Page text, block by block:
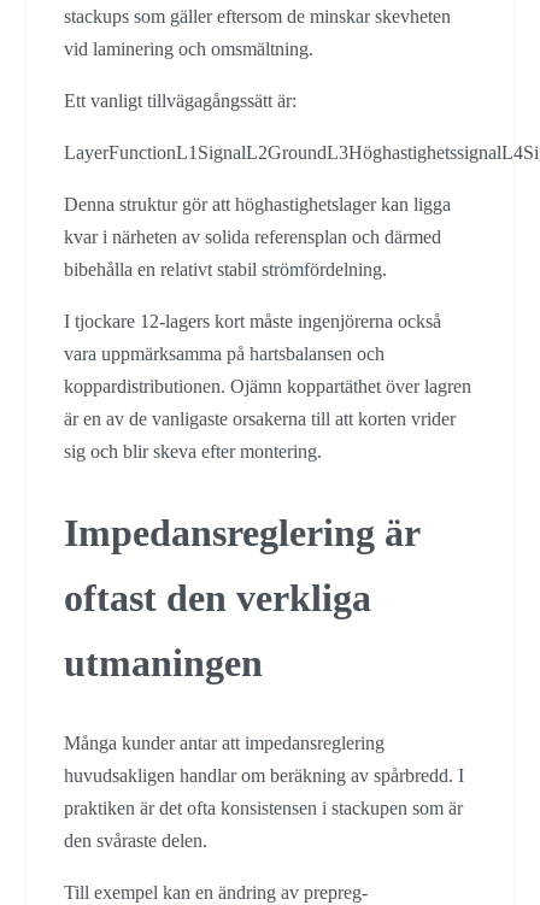
stackups som gäller eftersom de minskar skevheten
vid laminering och omsmältning.
Ett vanligt tillvägagångssätt är:
Denna struktur gör att höghastighetslager kan ligga
kvar i närheten av solida referensplan och därmed
bibehålla en relativt stabil strömfördelning.
I tjockare 12-lagers kort måste ingenjörerna också
vara uppmärksamma på hartsbalansen och
koppardistributionen. Ojämn koppartäthet över lagren
är en av de vanligaste orsakerna till att korten vrider
sig och blir skeva efter montering.
Impedansreglering är
oftast den verkliga
utmaningen
Många kunder antar att impedansreglering
huvudsakligen handlar om beräkning av spårbredd. I
praktiken är det ofta konsistensen i stackupen som är
den svåraste delen.
Till exempel kan en ändring av prepreg-